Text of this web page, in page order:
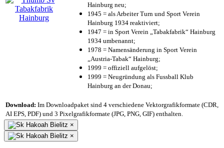
Hainburg neu;
1945 = als Arbeiter Turn und Sport Verein
Hainburg 1934 reaktiviert;
1947 = in Sport Verein „Tabakfabrik“ Hainburg
1934 umbenannt;
1978 = Namensänderung in Sport Verein
„Austria-Tabak“ Hainburg;
1999 = offiziell aufgelöst;
1999 = Neugründung als Fussball Klub
Hainburg an der Donau;
Download: Im Downloadpaket sind 4 verschiedene Vektorgrafikformate (CDR,
AI EPS, PDF) und 3 Pixelgrafikformate (JPG, PNG, GIF) enthalten.
×
×